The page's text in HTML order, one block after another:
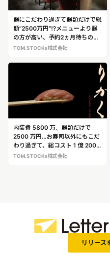
器にこだわり過ぎて器類だけで総
額“2500万円”⁉メニューより器
の方が高い、予約2ヵ月待ちの完
全会員制寿司店 寿司店「鮨 り
TOM.STOCKs株式会社
内装費 5800 万、器類だけで
2500 万円…お寿司以外にもこだ
わり過ぎて、総コスト 1 億 2000
万のお寿司屋さん 完全会員制寿
TOM.STOCKs株式会社
リリース